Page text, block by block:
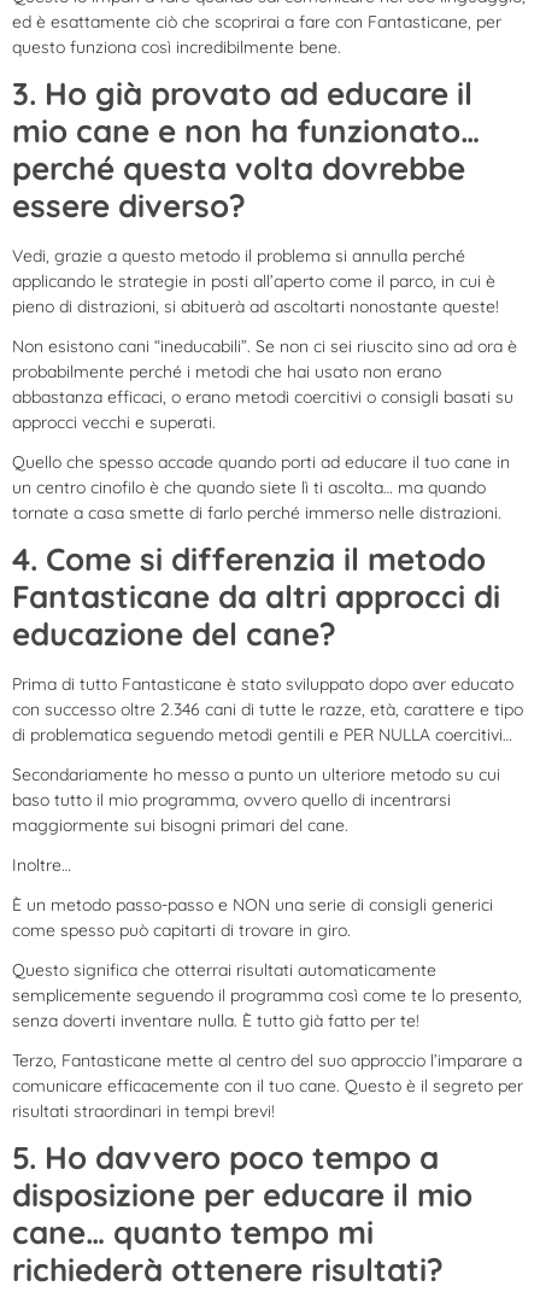
ed è esattamente ciò che scoprirai a fare con Fantasticane, per
questo funziona così incredibilmente bene.
3. Ho già provato ad educare il
mio cane e non ha funzionato…
perché questa volta dovrebbe
essere diverso?
Vedi, grazie a questo metodo il problema si annulla perché
applicando le strategie in posti all’aperto come il parco, in cui è
pieno di distrazioni, si abituerà ad ascoltarti nonostante queste!
Non esistono cani “ineducabili”. Se non ci sei riuscito sino ad ora è
probabilmente perché i metodi che hai usato non erano
abbastanza efficaci, o erano metodi coercitivi o consigli basati su
approcci vecchi e superati.
Quello che spesso accade quando porti ad educare il tuo cane in
un centro cinofilo è che quando siete lì ti ascolta… ma quando
tornate a casa smette di farlo perché immerso nelle distrazioni.
4. Come si differenzia il metodo
Fantasticane da altri approcci di
educazione del cane?
Prima di tutto Fantasticane è stato sviluppato dopo aver educato
con successo oltre 2.346 cani di tutte le razze, età, carattere e tipo
di problematica seguendo metodi gentili e PER NULLA coercitivi…
Secondariamente ho messo a punto un ulteriore metodo su cui
baso tutto il mio programma, ovvero quello di incentrarsi
maggiormente sui bisogni primari del cane.
Inoltre…
È un metodo passo-passo e NON una serie di consigli generici
come spesso può capitarti di trovare in giro.
Questo significa che otterrai risultati automaticamente
semplicemente seguendo il programma così come te lo presento,
senza doverti inventare nulla. È tutto già fatto per te!
Terzo, Fantasticane mette al centro del suo approccio l’imparare a
comunicare efficacemente con il tuo cane. Questo è il segreto per
risultati straordinari in tempi brevi!
5. Ho davvero poco tempo a
disposizione per educare il mio
cane… quanto tempo mi
richiederà ottenere risultati?